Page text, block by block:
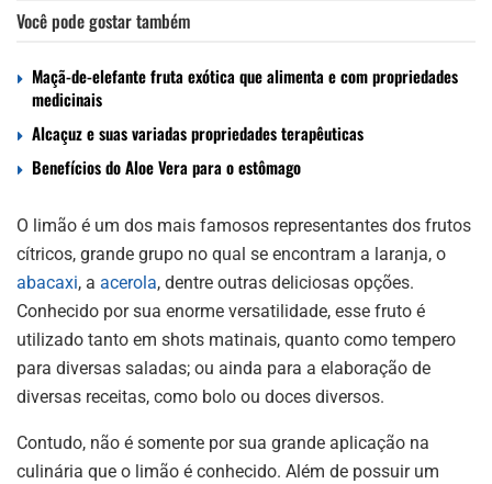
Você pode gostar também
Maçã-de-elefante fruta exótica que alimenta e com propriedades
medicinais
Alcaçuz e suas variadas propriedades terapêuticas
Benefícios do Aloe Vera para o estômago
O limão é um dos mais famosos representantes dos frutos
cítricos, grande grupo no qual se encontram a laranja, o
abacaxi, a acerola, dentre outras deliciosas opções.
Conhecido por sua enorme versatilidade, esse fruto é
utilizado tanto em shots matinais, quanto como tempero
para diversas saladas; ou ainda para a elaboração de
diversas receitas, como bolo ou doces diversos.
Contudo, não é somente por sua grande aplicação na
culinária que o limão é conhecido. Além de possuir um